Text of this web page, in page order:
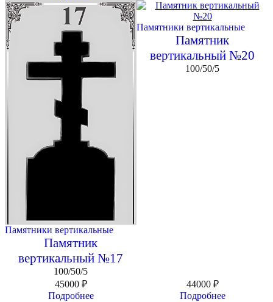
Памятники вертикальные
Памятник
вертикальный №17
100/50/5
45000 ₽
Подробнее
Памятники вертикальные
Памятник
вертикальный №20
100/50/5
44000 ₽
Подробнее